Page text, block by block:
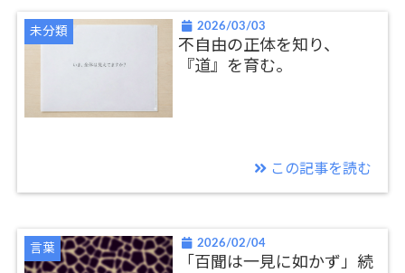
未分類 2026/03/03
不自由の正体を知り、
『道』を育む。
この記事を読む
言葉 2026/02/04
「百聞は一見に如かず」続